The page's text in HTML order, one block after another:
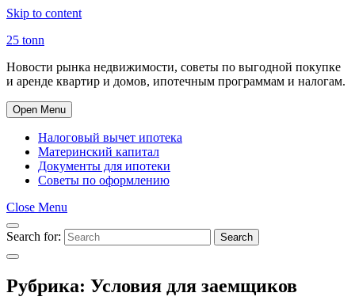
Skip to content
25 tonn
Новости рынка недвижимости, советы по выгодной покупке
и аренде квартир и домов, ипотечным программам и налогам.
Open Menu
Налоговый вычет ипотека
Материнский капитал
Документы для ипотеки
Советы по оформлению
Close Menu
Search for: Search
Рубрика: Условия для заемщиков